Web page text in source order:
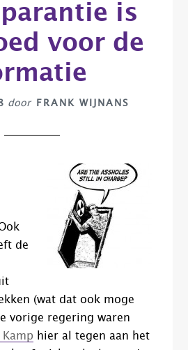
is
voor de
door FRANK WIJNANS
de
(wat dat ook moge
vorige regering waren
hier al tegen aan het